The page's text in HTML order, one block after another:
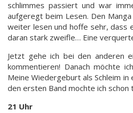
schlimmes passiert und war
aufgeregt beim Lesen. Den
weiter lesen und hoffe sehr, dass
daran stark zweifle… Eine
Jetzt gehe ich bei den anderen
kommentieren! Danach möchte
Meine Wiedergeburt als Schleim
den ersten Band mochte ich schon
21 Uhr